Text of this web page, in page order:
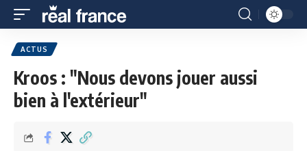
ACTUS
Kroos : "Nous devons jouer aussi
bien à l'extérieur"